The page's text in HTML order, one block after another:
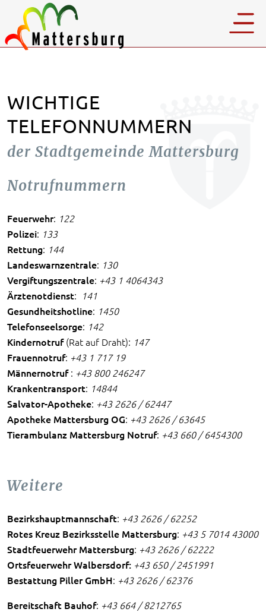
WICHTIGE
TELEFONNUMMERN
der Stadtgemeinde Mattersburg
Notrufnummern
Feuerwehr: 122
Polizei: 133
Rettung: 144
Landeswarnzentrale: 130
Vergiftungszentrale: +43 1 4064343
Ärztenotdienst: 141
Gesundheitshotline: 1450
Telefonseelsorge: 142
Kindernotruf(Rat auf Draht): 147
Frauennotruf: +43 1 717 19
Männernotruf: +43 800 246247
Krankentransport: 14844
Salvator-Apotheke: +43 2626 / 62447
Apotheke Mattersburg OG: +43 2626 / 63645
Tierambulanz Mattersburg Notruf: +43 660 / 6454300
Weitere
Bezirkshauptmannschaft: +43 2626 / 62252
Rotes Kreuz Bezirksstelle Mattersburg: +43 5 7014 43000
Stadtfeuerwehr Mattersburg: +43 2626 / 62222
Ortsfeuerwehr Walbersdorf: +43 650 / 2451991
Bestattung Piller GmbH: +43 2626 / 62376
Bereitschaft Bauhof: +43 664 / 8212765